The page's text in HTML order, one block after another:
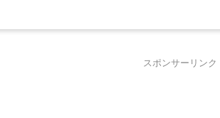
スポンサーリンク